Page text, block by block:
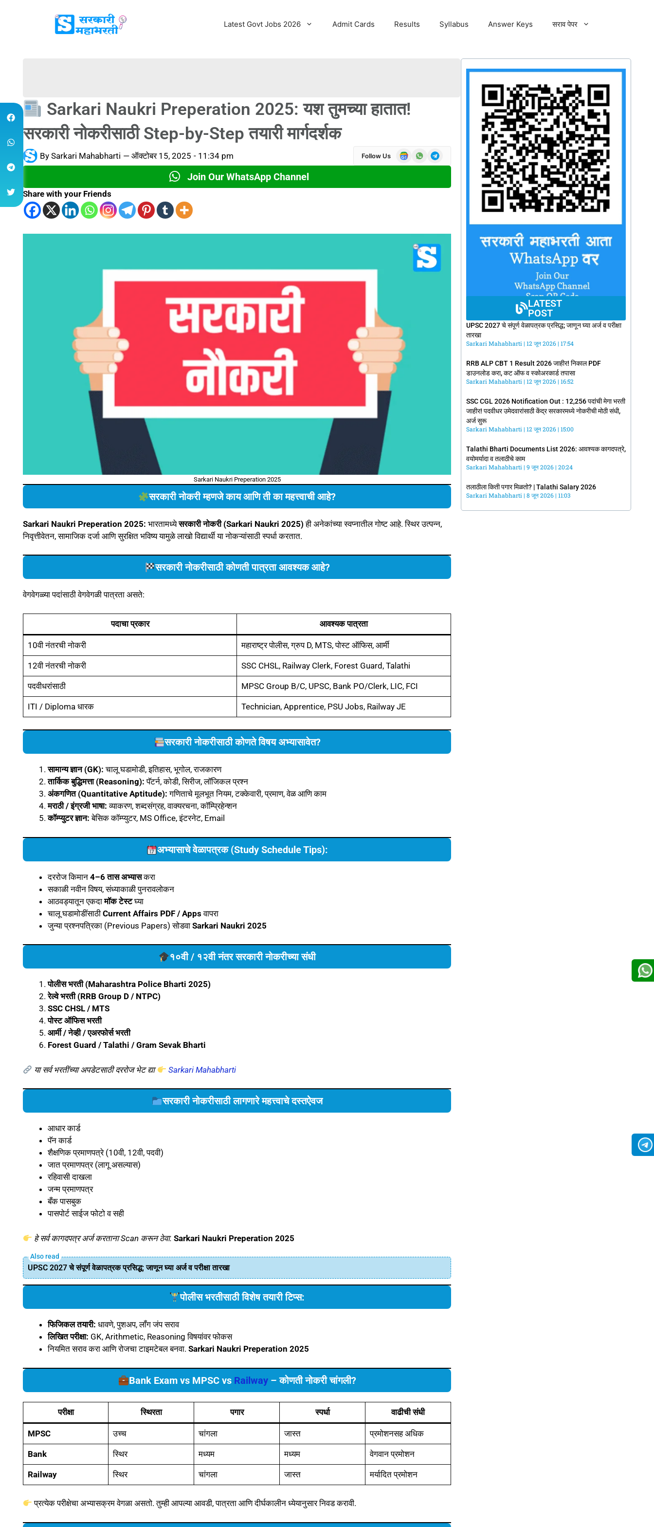
Latest Govt Jobs 2026 Admit Cards Results Syllabus Answer Keys सराव पेपर
Sarkari Naukri Preperation 2025: यश तुमच्या हातात!
सरकारी नोकरीसाठी Step-by-Step तयारी मार्गदर्शक
By Sarkari Mahabharti — ऑक्टोबर 15, 2025 - 11:34 pm Follow Us
Join Our WhatsApp Channel
Share with your Friends
Sarkari Naukri Preperation 2025
सरकारी नोकरी म्हणजे काय आणि ती का महत्त्वाची आहे?
Sarkari Naukri Preperation 2025: भारतामध्येसरकारी नोकरी (Sarkari Naukri 2025) ही अनेकांच्या स्वप्नातील गोष्ट आहे. स्थिर उत्पन्न,
निवृत्तीवेतन, सामाजिक दर्जा आणि सुरक्षित भविष्य यामुळे लाखो विद्यार्थी या नोकऱ्यांसाठी स्पर्धा करतात.
सरकारी नोकरीसाठी कोणती पात्रता आवश्यक आहे?
वेगवेगळ्या पदांसाठी वेगवेगळी पात्रता असते:
पदाचा प्रकार आवश्यक पात्रता
10वी नंतरची नोकरी महाराष्ट्र पोलीस, ग्रुप D, MTS, पोस्ट ऑफिस, आर्मी
12वी नंतरची नोकरी SSC CHSL, Railway Clerk, Forest Guard, Talathi
पदवीधरांसाठी MPSC Group B/C, UPSC, Bank PO/Clerk, LIC, FCI
ITI / Diploma धारक Technician, Apprentice, PSU Jobs, Railway JE
सरकारी नोकरीसाठी कोणते विषय अभ्यासावेत?
सामान्य ज्ञान (GK): चालू घडामोडी, इतिहास, भूगोल, राजकारण
तार्किक बुद्धिमत्ता (Reasoning): पॅटर्न, कोडी, सिरीज, लॉजिकल प्रश्न
अंकगणित (Quantitative Aptitude): गणिताचे मूलभूत नियम, टक्केवारी, प्रमाण, वेळ आणि काम
मराठी / इंग्रजी भाषा: व्याकरण, शब्दसंग्रह, वाक्यरचना, कॉम्प्रिहेन्शन
कॉम्प्युटर ज्ञान: बेसिक कॉम्प्युटर, MS Office, इंटरनेट, Email
अभ्यासाचे वेळापत्रक (Study Schedule Tips):
दररोज किमान 4–6 तास अभ्यासकरा
सकाळी नवीन विषय, संध्याकाळी पुनरावलोकन
आठवड्यातून एकदामॉक टेस्टघ्या
चालू घडामोडींसाठी Current Affairs PDF / Apps वापरा
जुन्या प्रश्नपत्रिका (Previous Papers) सोडवा Sarkari Naukri 2025
१०वी / १२वी नंतर सरकारी नोकरीच्या संधी
पोलीस भरती (Maharashtra Police Bharti 2025)
रेल्वे भरती (RRB Group D / NTPC)
SSC CHSL / MTS
पोस्ट ऑफिस भरती
आर्मी / नेव्ही / एअरफोर्स भरती
Forest Guard / Talathi / Gram Sevak Bharti
या सर्व भरतींच्या अपडेटसाठी दररोज भेट द्या Sarkari Mahabharti
सरकारी नोकरीसाठी लागणारे महत्त्वाचे दस्तऐवज
आधार कार्ड
पॅन कार्ड
शैक्षणिक प्रमाणपत्रे (10वी, 12वी, पदवी)
जात प्रमाणपत्र (लागू असल्यास)
रहिवासी दाखला
जन्म प्रमाणपत्र
बँक पासबुक
पासपोर्ट साईज फोटो व सही
हे सर्व कागदपत्र अर्ज करताना Scan करून ठेवा. Sarkari Naukri Preperation2025
UPSC 2027 चे संपूर्ण वेळापत्रक प्रसिद्ध; जाणून घ्या अर्ज व परीक्षा तारखा
पोलीस भरतीसाठी विशेष तयारी टिप्स:
फिजिकल तयारी: धावणे, पुशअप, लॉंग जंप सराव
लिखित परीक्षा: GK, Arithmetic, Reasoning विषयांवर फोकस
नियमित सराव करा आणि रोजचा टाइमटेबल बनवा. Sarkari Naukri Preperation 2025
Bank Exam vs MPSC vs Railway – कोणती नोकरी चांगली?
परीक्षा स्थिरता पगार स्पर्धा वाढीची संधी
MPSC उच्च चांगला जास्त प्रमोशनसह अधिक
Bank स्थिर मध्यम मध्यम वेगवान प्रमोशन
Railway स्थिर चांगला जास्त मर्यादित प्रमोशन
प्रत्येक परीक्षेचा अभ्यासक्रम वेगळा असतो. तुम्ही आपल्या आवडी, पात्रता आणि दीर्घकालीन ध्येयानुसार निवड करावी.
LATEST
POST
UPSC 2027 चे संपूर्ण वेळापत्रक प्रसिद्ध; जाणून घ्या अर्ज व परीक्षा
तारखा
Sarkari Mahabharti 12 जून 2026 17:54
RRB ALP CBT 1 Result 2026 जाहीर! निकाल PDF
डाउनलोड करा, कट ऑफ व स्कोअरकार्ड तपासा
Sarkari Mahabharti 12 जून 2026 16:52
SSC CGL 2026 Notification Out : 12,256 पदांची मेगा भरती
जाहीर! पदवीधर उमेदवारांसाठी केंद्र सरकारमध्ये नोकरीची मोठी संधी,
अर्ज सुरू
Sarkari Mahabharti 12 जून 2026 15:00
Talathi Bharti Documents List 2026: आवश्यक कागदपत्रे,
वयोमर्यादा व तलाठीचे काम
Sarkari Mahabharti 9 जून 2026 20:24
तलाठीला किती पगार मिळतो? | Talathi Salary 2026
Sarkari Mahabharti 8 जून 2026 11:03